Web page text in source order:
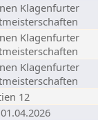
Klagenfurter
Klagenfurter
Klagenfurter
12